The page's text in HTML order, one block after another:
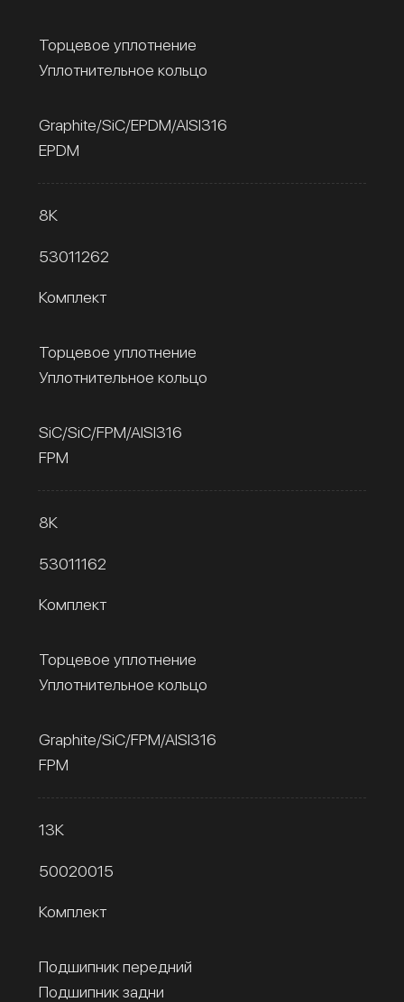
Торцевое уплотнение
Уплотнительное кольцо
Graphite/SiC/EPDM/AISI316
EPDM
8К
53011262
Комплект
Торцевое уплотнение
Уплотнительное кольцо
SiC/SiC/FPM/AISI316
FPM
8К
53011162
Комплект
Торцевое уплотнение
Уплотнительное кольцо
Graphite/SiC/FPM/AISI316
FPM
13К
50020015
Комплект
Подшипник передний
Подшипник задни